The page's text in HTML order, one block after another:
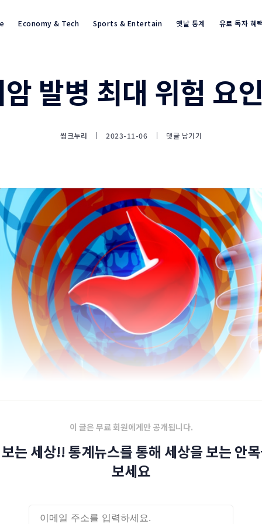
Economy & Tech Sports & Entertain 옛날 통계 유료 독자 혜
통계뉴스(www.statnews.net) 검
발병 최대 위험 요
씽크누리 2023-11-06 댓글 남기기
이 글은 무료 회원에게만 공개됩니다.
는 세상!! 통계뉴스를 통해 세상을 보는 안
보세요